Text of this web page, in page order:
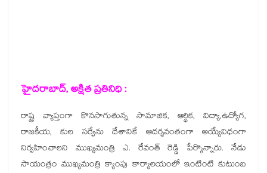
హైదరాబాద్, అక్షిత ప్రతినిధి :
రాష్ట్ర వ్యాప్తంగా కొనసాగుతున్న సామాజిక, ఆర్థిక, విద్యా,ఉద్యోగ,
రాజకీయ, కుల సర్వేను దేశానికే ఆదర్శవంతంగా అయ్యేవిధంగా
నిర్వహించాలని ముఖ్యమంత్రి ఎ. రేవంత్ రెడ్డి పేర్కొన్నారు. నేడు
సాయంత్రం ముఖ్యమంత్రి క్యాంపు కార్యాలయంలో ఇంటింటి కుటుంబ